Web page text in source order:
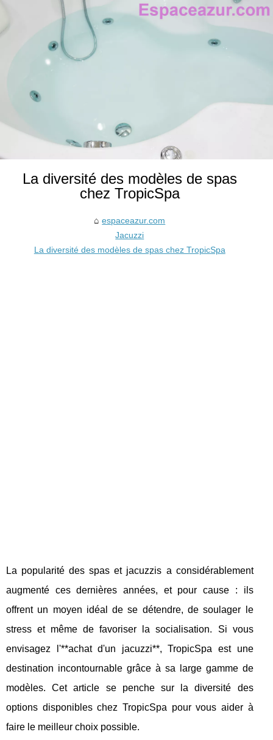
La diversité des modèles de spas
chez TropicSpa
espaceazur.com
Jacuzzi
La diversité des modèles de spas chez TropicSpa
La popularité des spas et jacuzzis a considérablement
augmenté ces dernières années, et pour cause : ils
offrent un moyen idéal de se détendre, de soulager le
stress et même de favoriser la socialisation. Si vous
envisagez l'**achat d'un jacuzzi**, TropicSpa est une
destination incontournable grâce à sa large gamme de
modèles. Cet article se penche sur la diversité des
options disponibles chez TropicSpa pour vous aider à
faire le meilleur choix possible.